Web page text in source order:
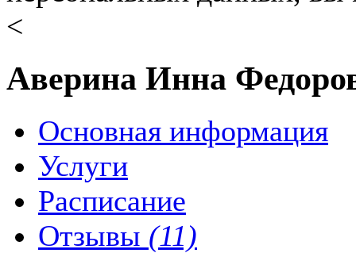
<
Аверина Инна
Основная информация
Услуги
Расписание
Отзывы (11)